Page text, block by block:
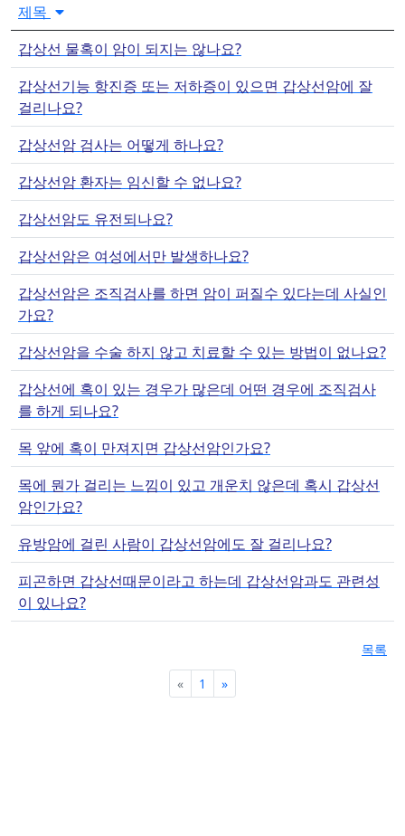
제목
갑상선 물혹이 암이 되지는 않나요?
갑상선기능 항진증 또는 저하증이 있으면 갑상선암에 잘
걸리나요?
갑상선암 검사는 어떻게 하나요?
갑상선암 환자는 임신할 수 없나요?
갑상선암도 유전되나요?
갑상선암은 여성에서만 발생하나요?
갑상선암은 조직검사를 하면 암이 퍼질수 있다는데 사실인
가요?
갑상선암을 수술 하지 않고 치료할 수 있는 방법이 없나요?
갑상선에 혹이 있는 경우가 많은데 어떤 경우에 조직검사
를 하게 되나요?
목 앞에 혹이 만져지면 갑상선암인가요?
목에 뭔가 걸리는 느낌이 있고 개운치 않은데 혹시 갑상선
암인가요?
유방암에 걸린 사람이 갑상선암에도 잘 걸리나요?
피곤하면 갑상선때문이라고 하는데 갑상선암과도 관련성
이 있나요?
목록
« Previous
1 »Next